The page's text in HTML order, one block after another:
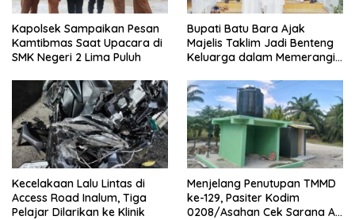
Kapolsek Sampaikan Pesan
Kamtibmas Saat Upacara di
SMK Negeri 2 Lima Puluh
Bupati Batu Bara Ajak
Majelis Taklim Jadi Benteng
Keluarga dalam Memerangi
Kecelakaan Lalu Lintas di
Access Road Inalum, Tiga
Pelajar Dilarikan ke Klinik
Menjelang Penutupan TMMD
ke-129, Pasiter Kodim
0208/Asahan Cek Sarana Air